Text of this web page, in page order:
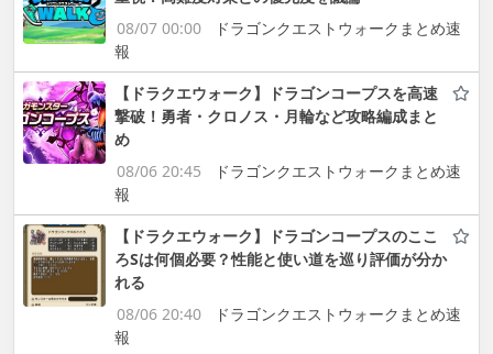
08/07 00:00
ドラゴンクエストウォークまとめ速
報
【ドラクエウォーク】ドラゴンコープスを高速
撃破！勇者・クロノス・月輪など攻略編成まと
め
08/06 20:45
ドラゴンクエストウォークまとめ速
報
【ドラクエウォーク】ドラゴンコープスのここ
ろSは何個必要？性能と使い道を巡り評価が分か
れる
08/06 20:40
ドラゴンクエストウォークまとめ速
報